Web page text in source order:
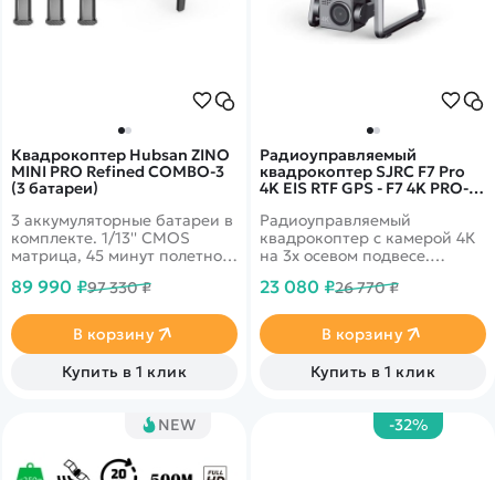
Квадрокоптер Hubsan ZINO
MINI PRO Refined COMBO-3
(3 батареи)
3 аккумуляторные батареи в
комплекте. 1/13'' CMOS
матрица, 45 минут полетного
до 13км! 4k запись видео
смартфон
89 990 ₽97 330 ₽
В корзину
Купить в 1 клик
Радиоуправляемый
квадрокоптер SJRC F7 Pro
4K EIS RTF GPS - F7 4K PRO-
Радиоуправляемый
квадрокоптер с камерой 4К
на 3х осевом подвесе.
благодаря обновленной
3км. Время полёта достигает
25 минут. Обладает
интеллектуальными
режимами полёта.
23 080 ₽26 770 ₽
В корзину
Купить в 1 клик
NEW -32%